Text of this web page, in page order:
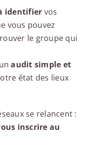
identifier vos
vous pouvez
le groupe qui
audit simple et
état des lieux
se relancent :
inscrire au